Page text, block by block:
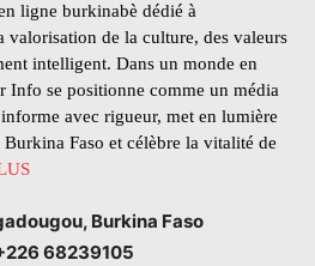
ligne burkinabè dédié à
valorisation de la culture, des valeurs
intelligent. Dans un monde en
Info se positionne comme un média
avec rigueur, met en lumière
Faso et célèbre la vitalité de
Burkina Faso
68239105